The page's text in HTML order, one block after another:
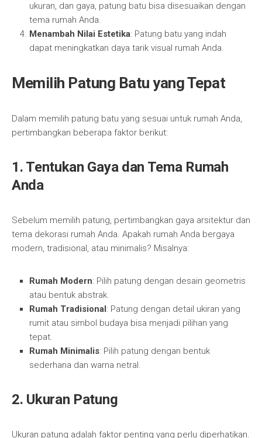
ukuran, dan gaya, patung batu bisa disesuaikan dengan
tema rumah Anda.
Menambah Nilai Estetika: Patung batu yang indah
dapat meningkatkan daya tarik visual rumah Anda.
Memilih Patung Batu yang Tepat
Dalam memilih patung batu yang sesuai untuk rumah Anda,
pertimbangkan beberapa faktor berikut:
1. Tentukan Gaya dan Tema Rumah
Anda
Sebelum memilih patung, pertimbangkan gaya arsitektur dan
tema dekorasi rumah Anda. Apakah rumah Anda bergaya
modern, tradisional, atau minimalis? Misalnya:
Rumah Modern: Pilih patung dengan desain geometris
atau bentuk abstrak.
Rumah Tradisional: Patung dengan detail ukiran yang
rumit atau simbol budaya bisa menjadi pilihan yang
tepat.
Rumah Minimalis: Pilih patung dengan bentuk
sederhana dan warna netral.
2. Ukuran Patung
Ukuran patung adalah faktor penting yang perlu diperhatikan.